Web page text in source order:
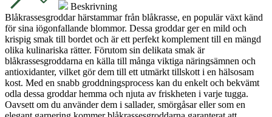
Beskrivning
Blåkrassesgroddar härstammar från blåkrasse, en populär växt känd
för sina iögonfallande blommor. Dessa groddar ger en mild och
krispig smak till bordet och är ett perfekt komplement till en mängd
olika kulinariska rätter. Förutom sin delikata smak är
blåkrassesgroddarna en källa till många viktiga näringsämnen och
antioxidanter, vilket gör dem till ett utmärkt tillskott i en hälsosam
kost. Med en snabb groddningsprocess kan du enkelt och bekvämt
odla dessa groddar hemma och njuta av friskheten i varje tugga.
Oavsett om du använder dem i sallader, smörgåsar eller som en